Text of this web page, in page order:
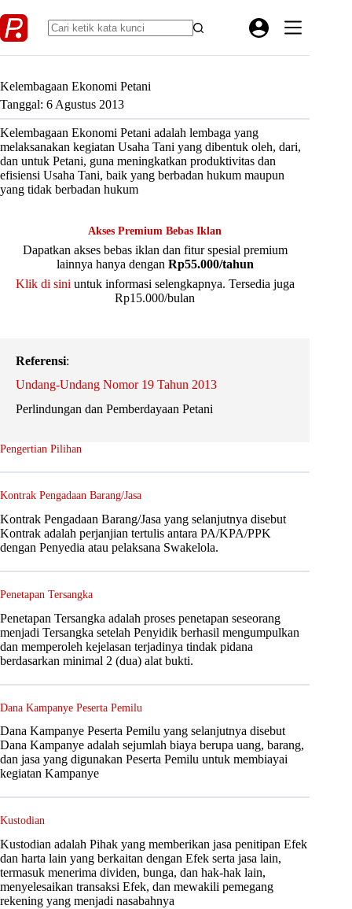
to
content
Kelembagaan Ekonomi Petani
Tanggal: 6 Agustus 2013
Kelembagaan Ekonomi Petani adalah lembaga yang
melaksanakan kegiatan Usaha Tani yang dibentuk oleh, dari,
dan untuk Petani, guna meningkatkan produktivitas dan
efisiensi Usaha Tani, baik yang berbadan hukum maupun
yang tidak berbadan hukum
Akses Premium Bebas Iklan
Dapatkan akses bebas iklan dan fitur spesial premium
lainnya hanya dengan Rp55.000/tahun
Klik di sini untuk informasi selengkapnya. Tersedia juga
Rp15.000/bulan
Referensi:
Undang-Undang Nomor 19 Tahun 2013
Perlindungan dan Pemberdayaan Petani
Pengertian Pilihan
Kontrak Pengadaan Barang/Jasa
Kontrak Pengadaan Barang/Jasa yang selanjutnya disebut
Kontrak adalah perjanjian tertulis antara PA/KPA/PPK
dengan Penyedia atau pelaksana Swakelola.
Penetapan Tersangka
Penetapan Tersangka adalah proses penetapan seseorang
menjadi Tersangka setelah Penyidik berhasil mengumpulkan
dan memperoleh kejelasan terjadinya tindak pidana
berdasarkan minimal 2 (dua) alat bukti.
Dana Kampanye Peserta Pemilu
Dana Kampanye Peserta Pemilu yang selanjutnya disebut
Dana Kampanye adalah sejumlah biaya berupa uang, barang,
dan jasa yang digunakan Peserta Pemilu untuk membiayai
kegiatan Kampanye
Kustodian
Kustodian adalah Pihak yang memberikan jasa penitipan Efek
dan harta lain yang berkaitan dengan Efek serta jasa lain,
termasuk menerima dividen, bunga, dan hak-hak lain,
menyelesaikan transaksi Efek, dan mewakili pemegang
rekening yang menjadi nasabahnya